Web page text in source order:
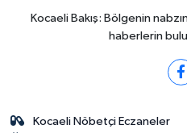
Kocaeli Bakış: Bölgenin
haberlerin
Kocaeli Nöbetçi Eczaneler